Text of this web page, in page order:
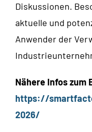
Diskussionen.
aktuelle und
Anwender der
Nähere Infos zum
https://
2026/